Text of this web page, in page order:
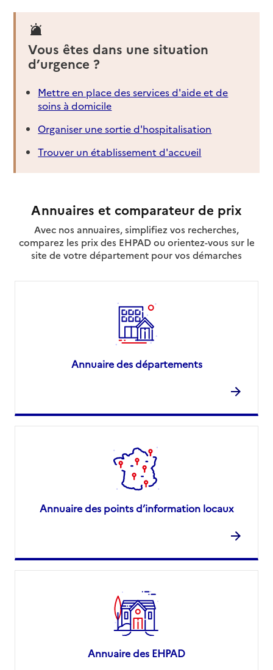
Vous êtes dans une situation
d’urgence ?
Mettre en place des services d'aide et de
soins à domicile
Organiser une sortie d'hospitalisation
Trouver un établissement d'accueil
Annuaires et comparateur de prix
Avec nos annuaires, simplifiez vos recherches,
comparez les prix des EHPAD ou orientez-vous sur le
site de votre département pour vos démarches
Annuaire des départements
Annuaire des points d’information locaux
Annuaire des EHPAD